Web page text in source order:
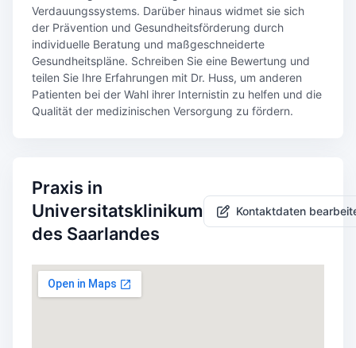
Verdauungssystems. Darüber hinaus widmet sie sich
der Prävention und Gesundheitsförderung durch
individuelle Beratung und maßgeschneiderte
Gesundheitspläne. Schreiben Sie eine Bewertung und
teilen Sie Ihre Erfahrungen mit Dr. Huss, um anderen
Patienten bei der Wahl ihrer Internistin zu helfen und die
Qualität der medizinischen Versorgung zu fördern.
Praxis in
Universitatsklinikum
des Saarlandes
Kontaktdaten